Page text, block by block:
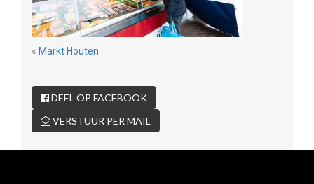
« Markt Houten
DEEL OP FACEBOOK
VERSTUUR PER MAIL